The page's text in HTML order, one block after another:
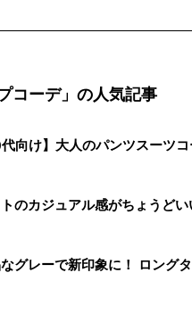
コーデ」の人気記事
代向け】大人のパンツスーツ
のカジュアル感がちょうど
グレーで新印象に！ ロング